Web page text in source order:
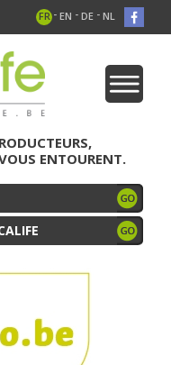
FR - EN - DE - NL
ENTOURENT.